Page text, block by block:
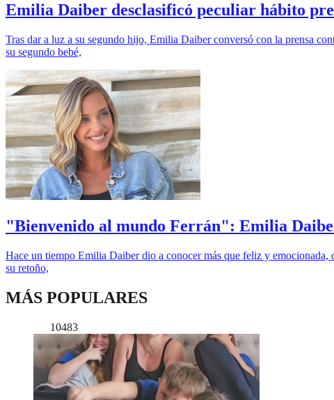
Emilia Daiber desclasificó peculiar hábito
Tras dar a luz a su segundo hijo, Emilia Daiber conversó con la prensa
su segundo bebé,
"Bienvenido al mundo Ferrán": Emilia
Hace un tiempo Emilia Daiber dio a conocer más que feliz y emocionada,
su retoño,
MÁS POPULARES
10483